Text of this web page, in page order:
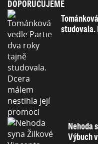
DOPORUČUJEME
Nehoda
Výbuch